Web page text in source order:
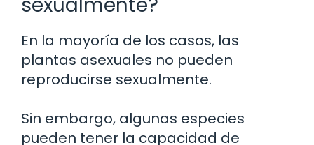
En la mayoría de los casos, las
plantas asexuales no pueden
reproducirse sexualmente.
Sin embargo, algunas especies
pueden tener la capacidad de